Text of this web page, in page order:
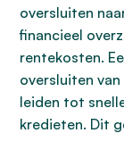
oversluiten
financieel
rentekosten.
oversluiten
leiden tot
kredieten. Dit